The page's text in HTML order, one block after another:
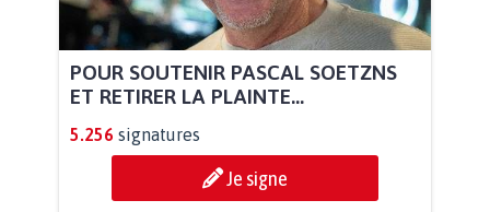
POUR SOUTENIR PASCAL SOETZNS
ET RETIRER LA PLAINTE...
5.256 signatures
Je signe